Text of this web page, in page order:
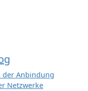
der Anbindung
Netzwerke